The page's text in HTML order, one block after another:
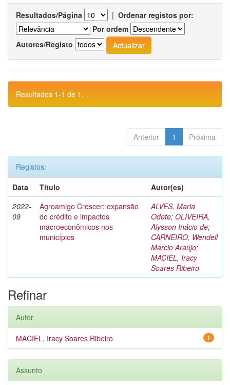
Resultados/Página | Ordenar registos por:
Por ordem
Autores/Registo
Resultados 1-1 de 1.
Anterior 1 Próxima
Registos:
Data
Título
Autor(es)
2022-
09
Agroamigo Crescer: expansão
do crédito e impactos
macroeconômicos nos
municípios
ALVES, Maria
Odete; OLIVEIRA,
Alysson Inácio de;
CARNEIRO, Wendell
Márcio Araújo;
MACIEL, Iracy
Soares Ribeiro
Refinar
Autor
1
MACIEL, Iracy Soares Ribeiro
Assunto